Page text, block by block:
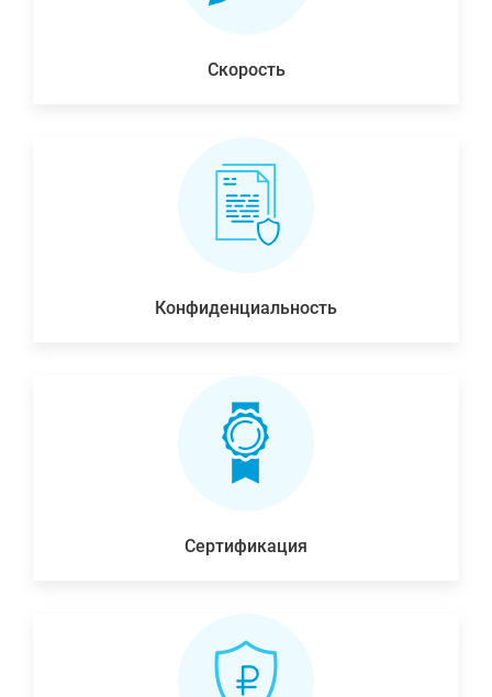
Скорость
Конфиденциальность
Сертификация